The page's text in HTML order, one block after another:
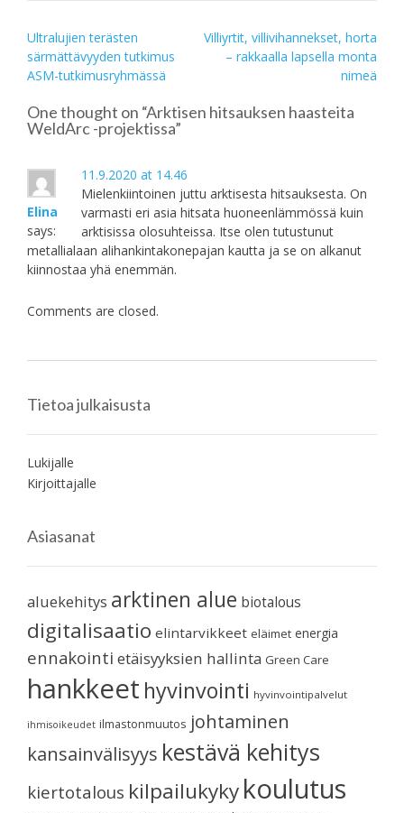
Post
navigation
Ultralujien terästen
särmättävyyden tutkimus
ASM-tutkimusryhmässä
Villiyrtit, villivihannekset, horta
– rakkaalla lapsella monta
nimeä
One thought on “Arktisen hitsauksen haasteita
WeldArc -projektissa”
Elina
says:
11.9.2020 at 14.46
Mielenkiintoinen juttu arktisesta hitsauksesta. On
varmasti eri asia hitsata huoneenlämmössä kuin
arktisissa olosuhteissa. Itse olen tutustunut
metallialaan alihankintakonepajan kautta ja se on alkanut
kiinnostaa yhä enemmän.
Comments are closed.
Tietoa julkaisusta
Lukijalle
Kirjoittajalle
Asiasanat
aluekehitys arktinen alue biotalous
digitalisaatio elintarvikkeet eläimet energia
ennakointi etäisyyksien hallinta Green Care
hankkeet hyvinvointi hyvinvointipalvelut
ihmisoikeudet ilmastonmuutos johtaminen
kansainvälisyys kestävä kehitys
kiertotalous kilpailukykykoulutus